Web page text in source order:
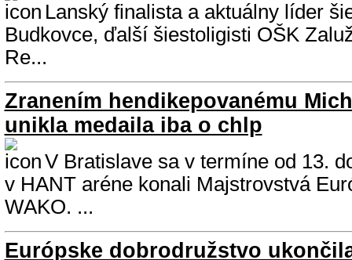
Lanský finalista a aktuálny líder
Budkovce, ďalší šiestoligisti OŠK
Re...
Zranením hendikepovanému
unikla medaila iba o chlp
V Bratislave sa v termíne od 13.
v HANT aréne konali Majstrovstvá
WAKO. ...
Európske dobrodružstvo